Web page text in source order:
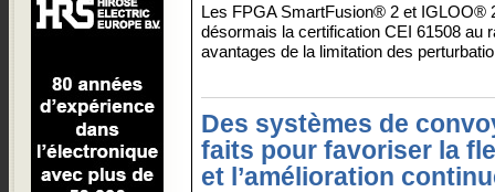
Les FPGA SmartFusion® 2 et IGLOO®
désormais la certification CEI 61508 au
avantages de la limitation des
Des systèmes de
faits pour favoriser la
et l’amélioration